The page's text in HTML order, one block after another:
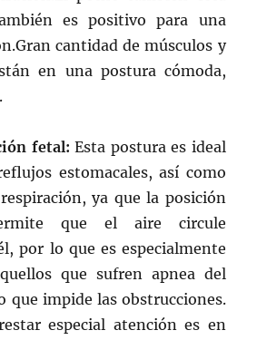
es positivo para una
cantidad de músculos y
en una postura cómoda,
fetal: Esta postura es ideal
estomacales, así como
ya que la posición
que el aire circule
por lo que es especialmente
que sufren apnea del
que impide las obstrucciones.
especial atención es en